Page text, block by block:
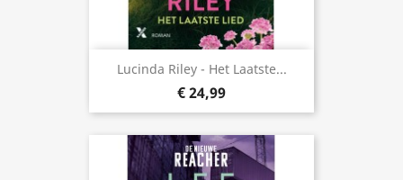
Lucinda Riley - Het Laatste...
€ 24,99